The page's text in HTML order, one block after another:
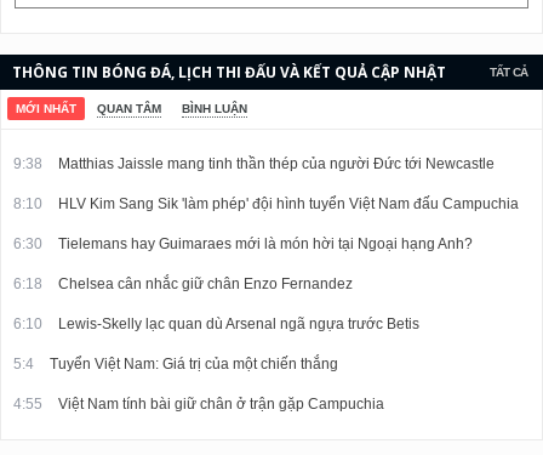
TẤT CẢ
THÔNG TIN BÓNG ĐÁ, LỊCH THI ĐẤU VÀ KẾT QUẢ CẬP NHẬT
LIÊN TỤC.
MỚI NHẤT QUAN TÂM BÌNH LUẬN
9:38 Matthias Jaissle mang tinh thần thép của người Đức tới Newcastle
8:10 HLV Kim Sang Sik 'làm phép' đội hình tuyển Việt Nam đấu Campuchia
6:30 Tielemans hay Guimaraes mới là món hời tại Ngoại hạng Anh?
6:18 Chelsea cân nhắc giữ chân Enzo Fernandez
6:10 Lewis-Skelly lạc quan dù Arsenal ngã ngựa trước Betis
5:4 Tuyển Việt Nam: Giá trị của một chiến thắng
4:55 Việt Nam tính bài giữ chân ở trận gặp Campuchia